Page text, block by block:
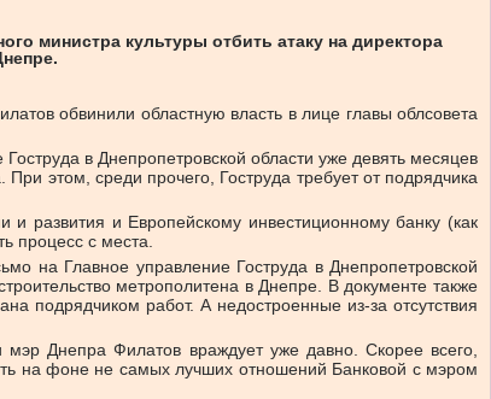
министра культуры отбить атаку на директора
обвинили областную власть в лице главы облсовета
в Днепропетровской области уже девять месяцев
этом, среди прочего, Гоструда требует от подрядчика
и развития и Европейскому инвестиционному банку (как
процесс с места.
на Главное управление Гоструда в Днепропетровской
метрополитена в Днепре. В документе также
подрядчиком работ. А недостроенные из-за отсутствия
Днепра Филатов враждует уже давно. Скорее всего,
на фоне не самых лучших отношений Банковой с мэром